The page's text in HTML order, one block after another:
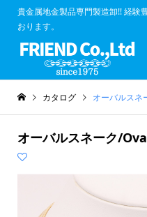
貴金属地金製品専門製造卸!! 経験
おります。
カタログ オーバルスネ
オーバルスネーク/